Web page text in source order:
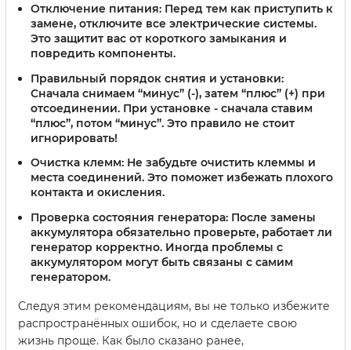
Отключение питания: Перед тем как приступить к
замене, отключите все электрические системы.
Это защитит вас от короткого замыкания и
повредить компоненты.
Правильный порядок снятия и установки:
Сначала снимаем “минус” (-), затем “плюс” (+) при
отсоединении. При установке - сначала ставим
“плюс”, потом “минус”. Это правило не стоит
игнорировать!
Очистка клемм: Не забудьте очистить клеммы и
места соединений. Это поможет избежать плохого
контакта и окисления.
Проверка состояния генератора: После замены
аккумулятора обязательно проверьте, работает ли
генератор корректно. Иногда проблемы с
аккумулятором могут быть связаны с самим
генератором.
Следуя этим рекомендациям, вы не только избежите
распространённых ошибок, но и сделаете свою
жизнь проще. Как было сказано ранее,